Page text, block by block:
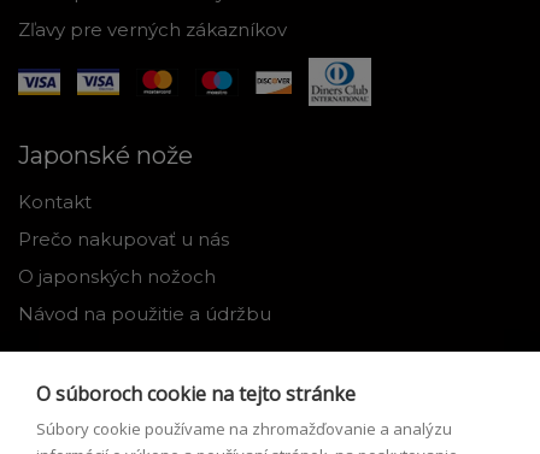
Zľavy pre verných zákazníkov
Japonské nože
Kontakt
Prečo nakupovať u nás
O japonských nožoch
Návod na použitie a údržbu
O súboroch cookie na tejto stránke
Súbory cookie používame na zhromažďovanie a analýzu